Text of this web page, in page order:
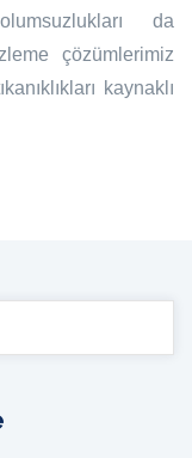
da
çözümlerimiz
kaynaklı